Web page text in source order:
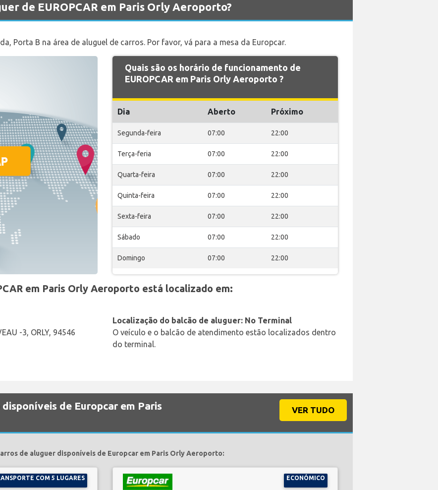
de EUROPCAR em Paris Orly Aeroporto?
Porta B na área de aluguel de carros. Por favor, vá para a mesa da Europcar.
Quais são os horário de funcionamento de
EUROPCAR em Paris Orly Aeroporto ?
Dia Aberto Próximo
Segunda-feira 07:00 22:00
Terça-feria 07:00 22:00
Quarta-feira 07:00 22:00
Quinta-feira 07:00 22:00
Sexta-feira 07:00 22:00
Sábado 07:00 22:00
Domingo 07:00 22:00
em Paris Orly Aeroporto está localizado em:
-3, ORLY, 94546
Localização do balcão de aluguer: No Terminal
O veículo e o balcão de atendimento estão localizados dentro
do terminal.
de Europcar em Paris
VER TUDO
de aluguer disponíveis de Europcar em Paris Orly Aeroporto:
COM 5 LUGARES ECONÓMICO